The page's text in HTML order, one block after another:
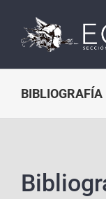
contenido
BIBLIOGRAFÍA